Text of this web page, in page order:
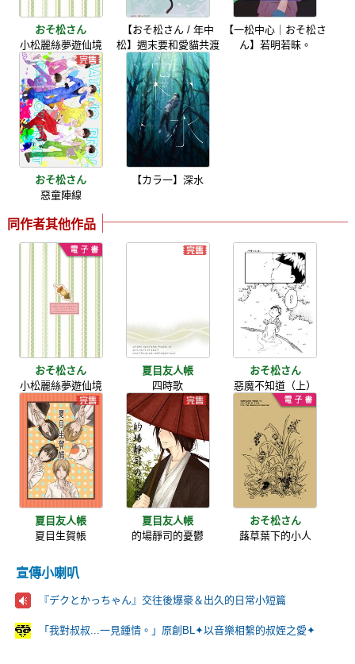
おそ松さん
小松麗絲夢遊仙境
【おそ松さん / 年中
松】週末要和愛貓共渡
【一松中心｜おそ松さ
ん】若明若昧。
おそ松さん
惡童陣線
【カラ一】深水
同作者其他作品
おそ松さん
小松麗絲夢遊仙境
夏目友人帳
四時歌
おそ松さん
惡魔不知道（上）
夏目友人帳
夏目生賀帳
夏目友人帳
的場靜司的憂鬱
おそ松さん
蕗草葉下的小人
宣傳小喇叭
『デクとかっちゃん』交往後爆豪＆出久的日常小短篇
「我對叔叔...一見鍾情。」原創BL✦以音樂相繫的叔姪之愛✦